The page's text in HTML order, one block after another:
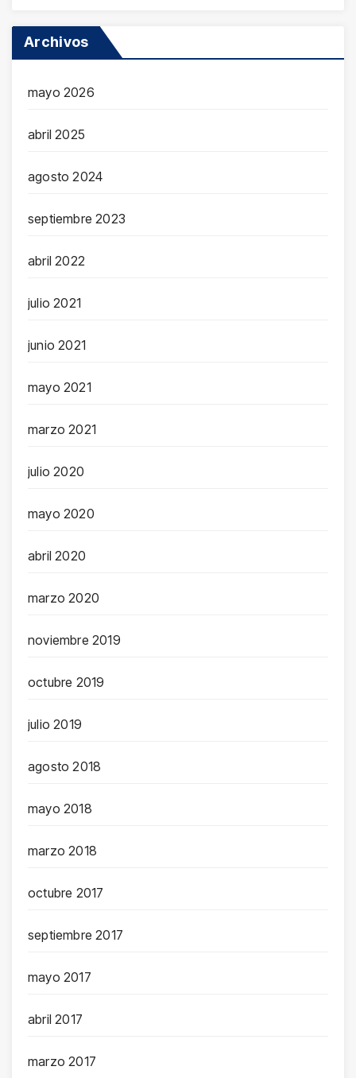
Archivos
mayo 2026
abril 2025
agosto 2024
septiembre 2023
abril 2022
julio 2021
junio 2021
mayo 2021
marzo 2021
julio 2020
mayo 2020
abril 2020
marzo 2020
noviembre 2019
octubre 2019
julio 2019
agosto 2018
mayo 2018
marzo 2018
octubre 2017
septiembre 2017
mayo 2017
abril 2017
marzo 2017